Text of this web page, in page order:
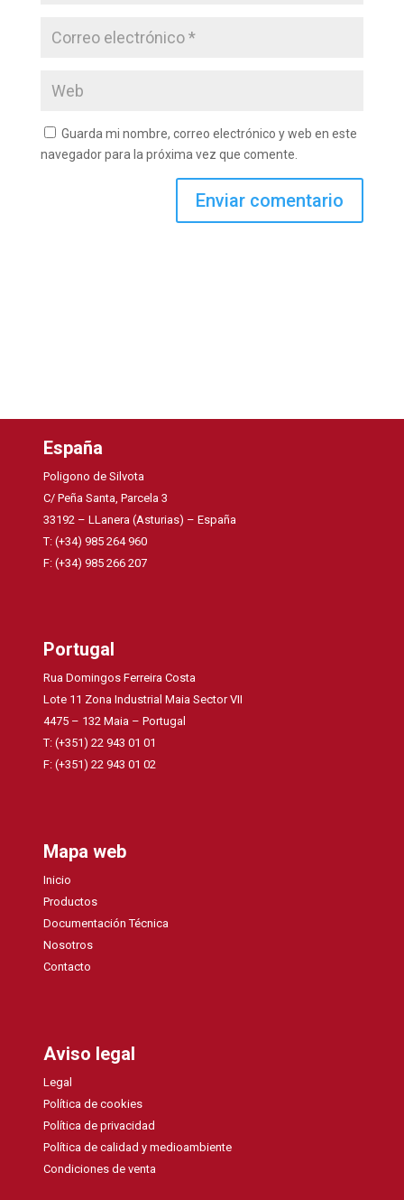
Guarda mi nombre, correo electrónico y web en este
navegador para la próxima vez que comente.
España
Poligono de Silvota
C/ Peña Santa, Parcela 3
33192 – LLanera (Asturias) – España
T: (+34) 985 264 960
F: (+34) 985 266 207
Portugal
Rua Domingos Ferreira Costa
Lote 11 Zona Industrial Maia Sector VII
4475 – 132 Maia – Portugal
T: (+351) 22 943 01 01
F: (+351) 22 943 01 02
Mapa web
Inicio
Productos
Documentación Técnica
Nosotros
Contacto
Aviso legal
Legal
Política de cookies
Política de privacidad
Política de calidad y medioambiente
Condiciones de venta